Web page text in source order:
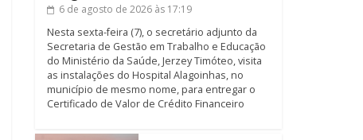
6 de agosto de 2026 às 17:19
Nesta sexta-feira (7), o secretário adjunto da
Secretaria de Gestão em Trabalho e Educação
do Ministério da Saúde, Jerzey Timóteo, visita
as instalações do Hospital Alagoinhas, no
município de mesmo nome, para entregar o
Certificado de Valor de Crédito Financeiro